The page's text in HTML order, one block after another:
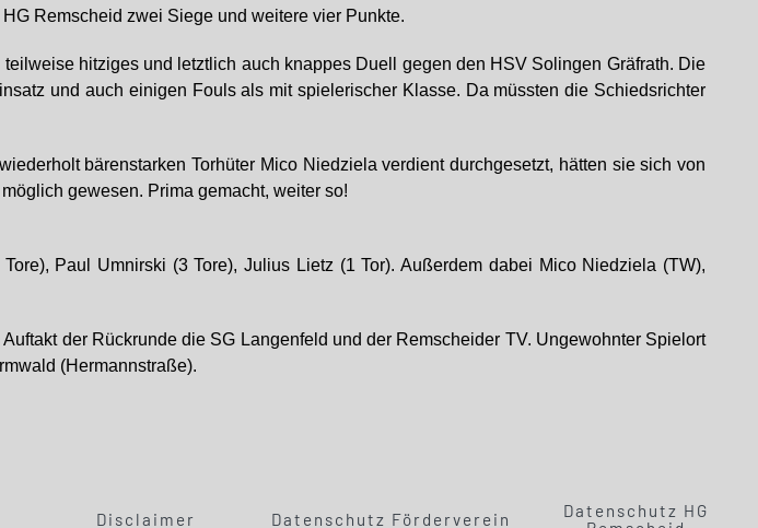
Remscheid zwei Siege und weitere vier Punkte.
hitziges und letztlich auch knappes Duell gegen den HSV Solingen Gräfrath. Die
und auch einigen Fouls als mit spielerischer Klasse. Da müssten die Schiedsrichter
bärenstarken Torhüter Mico Niedziela verdient durchgesetzt, hätten sie sich von
gewesen. Prima gemacht, weiter so!
Paul Umnirski (3 Tore), Julius Lietz (1 Tor). Außerdem dabei Mico Niedziela (TW),
der Rückrunde die SG Langenfeld und der Remscheider TV. Ungewohnter Spielort
(Hermannstraße).
Disclaimer Datenschutz Förderverein
Datenschutz HG